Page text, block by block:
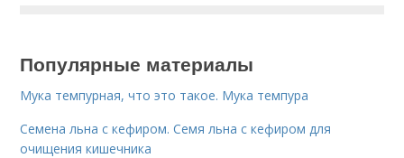
Популярные материалы
Мука темпурная, что это такое. Мука темпура
Семена льна с кефиром. Семя льна с кефиром для
очищения кишечника